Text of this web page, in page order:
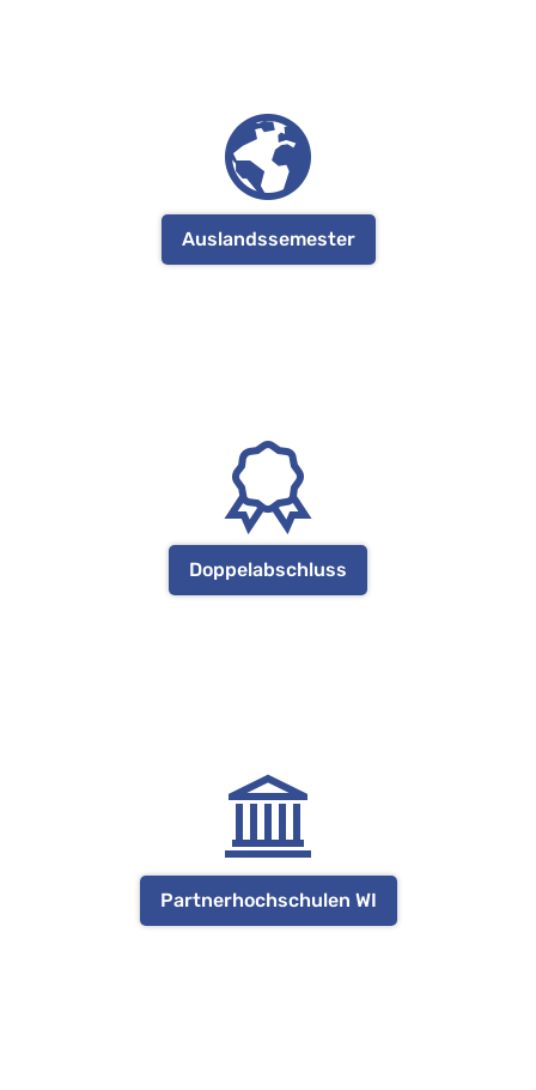
Auslandssemester
Doppelabschluss
Partnerhochschulen WI